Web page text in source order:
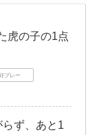
虎の子の1点
プレー
ず、あと1